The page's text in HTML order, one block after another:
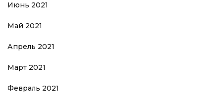
Июнь 2021
Май 2021
Апрель 2021
Март 2021
Февраль 2021